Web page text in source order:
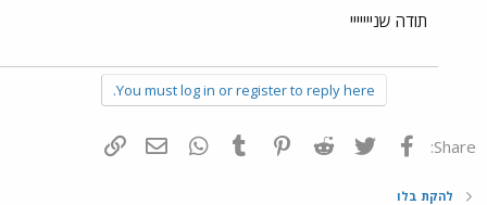
תודה שנייייייי
You must log in or register to reply here.
Share: פייסבוק Twitter
Reddit
Pinterest
Tumblr
WhatsAppדואר אלקטרוני
להקת בלו